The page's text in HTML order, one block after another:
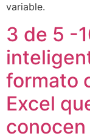
variable.
3 de 5 -
formato
Excel
conocen